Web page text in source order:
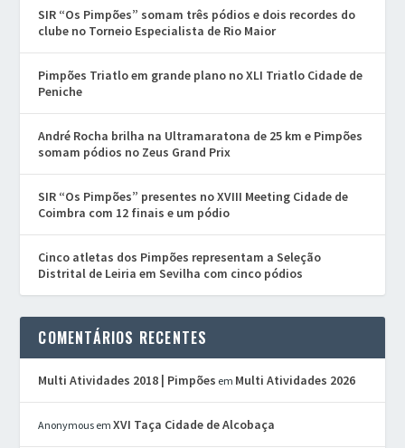
SIR “Os Pimpões” somam três pódios e dois recordes do
clube no Torneio Especialista de Rio Maior
Pimpões Triatlo em grande plano no XLI Triatlo Cidade de
Peniche
André Rocha brilha na Ultramaratona de 25 km e Pimpões
somam pódios no Zeus Grand Prix
SIR “Os Pimpões” presentes no XVIII Meeting Cidade de
Coimbra com 12 finais e um pódio
Cinco atletas dos Pimpões representam a Seleção
Distrital de Leiria em Sevilha com cinco pódios
COMENTÁRIOS RECENTES
Multi Atividades 2018 | Pimpões em Multi Atividades 2026
Anonymous emXVI Taça Cidade de Alcobaça